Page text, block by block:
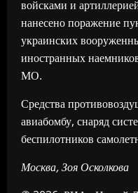
войсками и
нанесено поражение
украинских
иностранных
МО.
Средства
авиабомбу, снаряд
беспилотников
Москва, Зоя Осколкова